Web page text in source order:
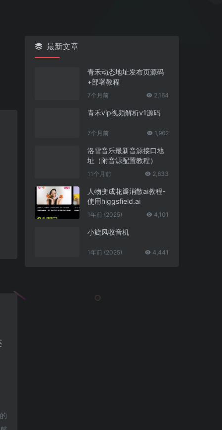
最新文章
青禾动态地址发布页源码
+部署教程
7个月前 2,164
青禾vip视频解析v1源码
7个月前 1,962
洛雪音乐最新音源接口地
址（附音源配置教程）
11个月前 2,633
人物变成花瓣消散ai教程-
使用higgsfield.ai
1年前 (2025) 4,101
小旋风收音机
1年前 (2025) 4,441